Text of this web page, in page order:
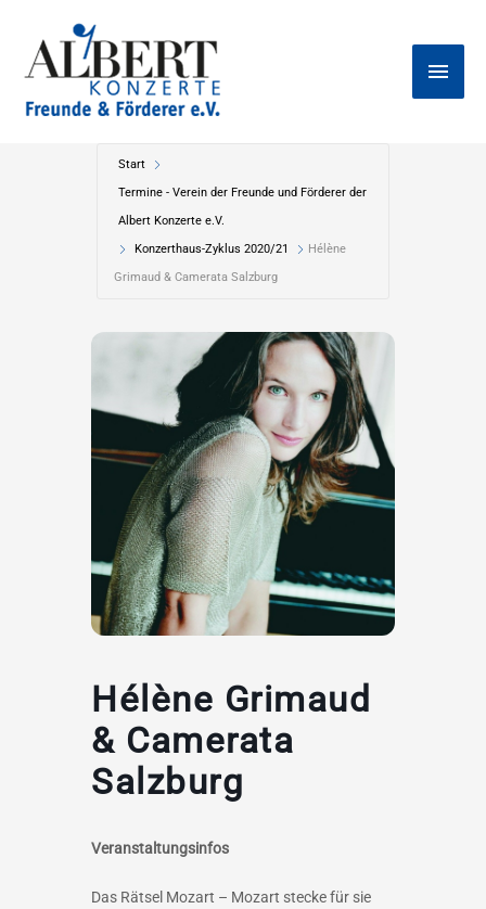
Inhalt
springen
Start
Termine - Verein der Freunde und Förderer der
Albert Konzerte e.V.
Konzerthaus-Zyklus 2020/21
Hélène
Grimaud & Camerata Salzburg
Hélène Grimaud
& Camerata
Salzburg
Veranstaltungsinfos
Das Rätsel Mozart – Mozart stecke für sie